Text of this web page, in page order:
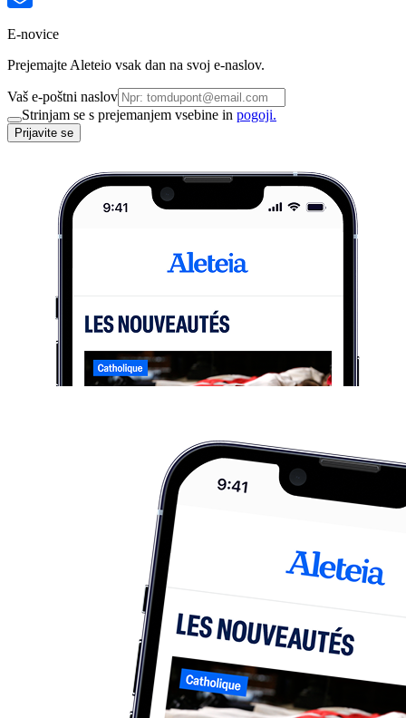
E-novice
Prejemajte Aleteio vsak dan na svoj e-naslov.
Vaš e-poštni naslov
Strinjam se s prejemanjem vsebine in pogoji.
Prijavite se